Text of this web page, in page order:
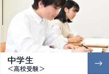
中学生
＜高校受験＞